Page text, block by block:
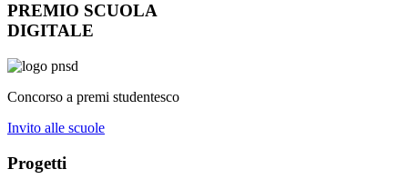
PREMIO SCUOLA
DIGITALE
Concorso a premi studentesco
Invito alle scuole
Progetti